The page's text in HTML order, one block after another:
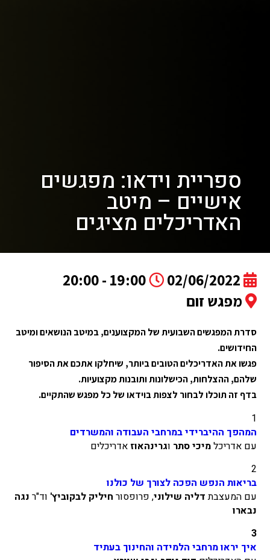
ספריית וידאו: מפגשים
אישיים – מיטב
האדריכלים מציגים
19:00 - 20:00
מפגש זום
סדרת המפגשים השבועית של המקצוענים, במיטב הנושאים ומיטב
החידושים.
פגשו את האדריכלים הטובים ביותר, שיחלקו אתכם את הסיפור
שלהם, ההצלחות, הכישלונות ותובנות מקצועיות.
בדף זה תוכלו לבחור לצפות בוידאו של כל מפגש שהתקיים.
1
המהפך ההיברידי במרחבי העבודה והמשרדים
עם אדריכלמיכי סתר וגרינהאוז אדריכלים
2
בריאות הנפש הפכה לצורך של כולנו
עם המעצבתדליה שילוני, פרופסור חיליק לבקוביץ' וד"ר נגה
נבארו
3
איך יראו מרחבי הלמידה והחינוך בעתיד